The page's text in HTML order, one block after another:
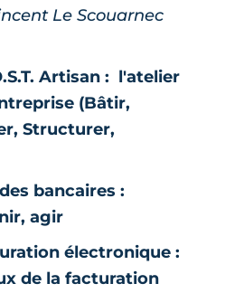
Le Scouarnec
Artisan : l'atelier
(Bâtir,
Structurer,
bancaires :
agir
électronique :
de la facturation